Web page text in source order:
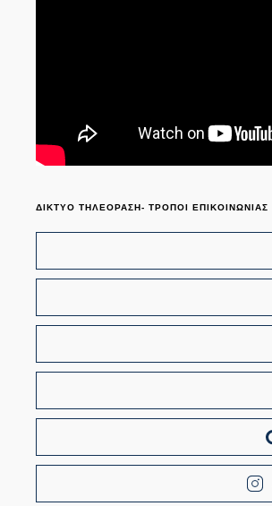
ΔΙΚΤΥΟ ΤΗΛΕΟΡΑΣΗ- ΤΡΟΠΟΙ ΕΠΙΚΟΙΝΩΝΙΑΣ